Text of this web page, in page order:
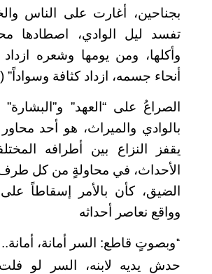
بجناحين، أغارت على الناس
تفسد ليل الوادي، اصطادها
وأكلها، ومن يومها وشعره
أنحاء جسمه، ازداد كثافة وسواداً”
الصراعُ على “العهد” و”البشارة”
بالوادي والميراث، هو أحد
يقفز النزاع بين أطرافه
الأحداث، في محاولةٍ من كل طرف
الضيق، كأن بالأمر إسقاطاً
وواقع نعاصر أحداثه
وبصوتٍ قاطع: السر أمانة،
حدش يديه لابنه، السر لو